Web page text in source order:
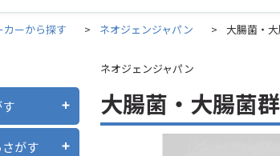
カーから探す > ネオジェンジャパン > 大腸菌・
がす
ネオジェンジャパン
大腸菌・大腸菌